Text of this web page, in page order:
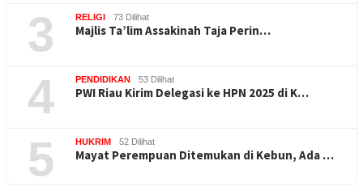
3 RELIGI 73 Dilihat
Majlis Ta’lim Assakinah Taja Perin…
4 PENDIDIKAN 53 Dilihat
PWI Riau Kirim Delegasi ke HPN 2025 di K…
5 HUKRIM 52 Dilihat
Mayat Perempuan Ditemukan di Kebun, Ada …